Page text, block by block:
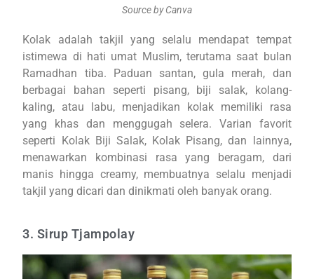
Source by Canva
Kolak adalah takjil yang selalu mendapat tempat
istimewa di hati umat Muslim, terutama saat bulan
Ramadhan tiba. Paduan santan, gula merah, dan
berbagai bahan seperti pisang, biji salak, kolang-
kaling, atau labu, menjadikan kolak memiliki rasa
yang khas dan menggugah selera. Varian favorit
seperti Kolak Biji Salak, Kolak Pisang, dan lainnya,
menawarkan kombinasi rasa yang beragam, dari
manis hingga creamy, membuatnya selalu menjadi
takjil yang dicari dan dinikmati oleh banyak orang.
3. Sirup Tjampolay